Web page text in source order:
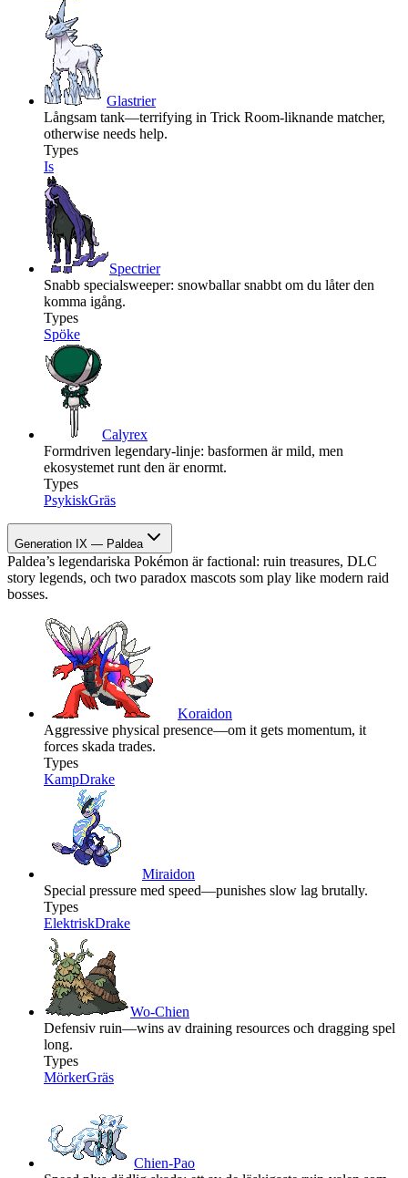
Glastrier
Långsam tank—terrifying in Trick Room-liknande matcher,
otherwise needs help.
Types
Is
Spectrier
Snabb specialsweeper: snowballar snabbt om du låter den
komma igång.
Types
Spöke
Calyrex
Formdriven legendary-linje: basformen är mild, men
ekosystemet runt den är enormt.
Types
PsykiskGräs
Generation IX — Paldea
Paldea’s legendariska Pokémon är factional: ruin treasures, DLC
story legends, och two paradox mascots som play like modern raid
bosses.
Koraidon
Aggressive physical presence—om it gets momentum, it
forces skada trades.
Types
KampDrake
Miraidon
Special pressure med speed—punishes slow lag brutally.
Types
ElektriskDrake
Wo-Chien
Defensiv ruin—wins av draining resources och dragging spel
long.
Types
MörkerGräs
Chien-Pao